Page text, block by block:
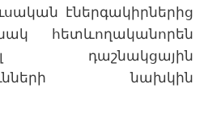
էներգակիրներից
հետևողականորեն
դաշնակցային
նախկին